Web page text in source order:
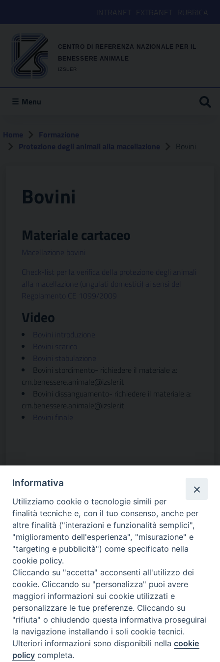
INTRANET EXTRANET RUBRICA
CENTRO DI REFERENZA NAZIONALE PER IL
BENESSERE ANIMALE
IZSLER
Menu
Home
Formazione
Protezione degli animali alla macellazione
Bovini
Bovini
Materiale cartaceo
Macellazione bovini
Check-list per la verifica della protezione degli animali
alla macellazione (ungulati domestici) ai sensi del
Regolamento CE 1099/2009
Video
Bovini introduzione
Bovini scarico
Bovini stabulazione
Bovini stordimento- richiedere il materiale a:
crn.benessere.animale@izsler.it
Bovini dissanguamento- richiedere il materiale a:
crn.benessere.animale@izsler.it
Bovini finale
Responsabile del Centro di Referenza Nazionale per il
Dott.ssa FUSI Francesca Telefono: 0039 - 030 – 2290529
e-mail: francesca.fusi@izsler.it
Contatti
Istituto Zooprofilattico Sperimentale della Lombardia e dell'Emilia
Informativa
Utilizziamo cookie o tecnologie simili per
finalità tecniche e, con il tuo consenso, anche per
altre finalità ("interazioni e funzionalità semplici",
"miglioramento dell'esperienza", "misurazione" e
"targeting e pubblicità") come specificato nella
cookie policy.
Cliccando su "accetta" acconsenti all'utilizzo dei
cookie. Cliccando su "personalizza" puoi avere
maggiori informazioni sui cookie utilizzati e
personalizzare le tue preferenze. Cliccando su
"rifiuta" o chiudendo questa informativa proseguirai
la navigazione installando i soli cookie tecnici.
Ulteriori informazioni sono disponibili nellacookie
policy completa.